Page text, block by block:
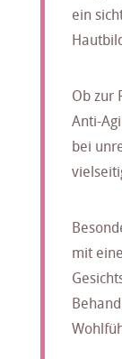
ein
Ob zur
Anti-
bei
mit